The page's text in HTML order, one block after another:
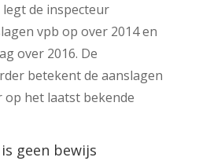
legt de inspecteur
vpb op over 2014 en
over 2016. De
betekent de aanslagen
op het laatst bekende
geen bewijs